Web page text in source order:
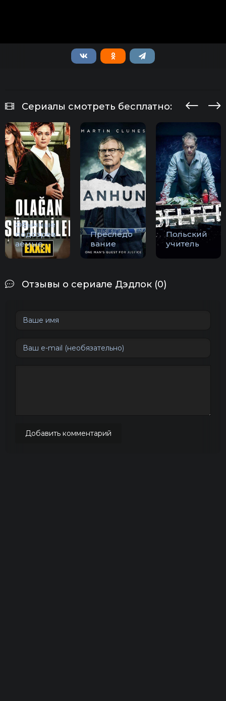
Сериалы смотреть бесплатно:
Обычные
подозрев
аемые
Преследо
вание
Польский
учитель
Отзывы о сериале Дэдлок (0)
Добавить комментарий